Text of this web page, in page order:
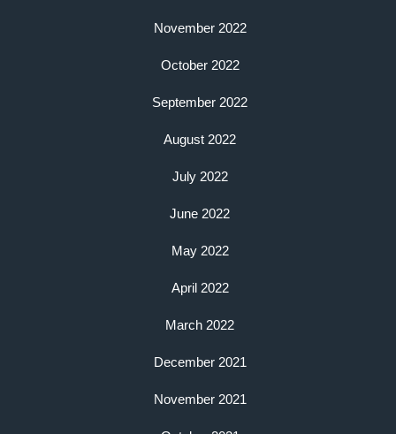
November 2022
October 2022
September 2022
August 2022
July 2022
June 2022
May 2022
April 2022
March 2022
December 2021
November 2021